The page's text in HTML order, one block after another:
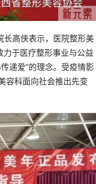
长高侠表示，医院整形美
于医疗整形事业与公益
递爱”的理念。受疫情影
容科面向社会推出先变